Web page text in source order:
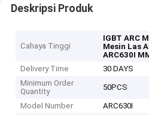
Deskripsi Produk
Cahaya Tinggi
IGBT ARC
Mesin Las
ARC630I
Delivery Time
30 DAYS
Minimum Order
Quantity
50PCS
Model Number
ARC630I